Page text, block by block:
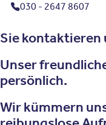
030 - 2647 8607
Sie kontaktieren
Unser
persönlich.
Wir kümmern